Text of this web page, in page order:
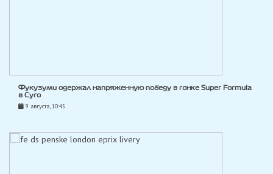
Фукузуми одержал напряженную победу в гонке Super Formula
в Суго
9 августа, 10:45